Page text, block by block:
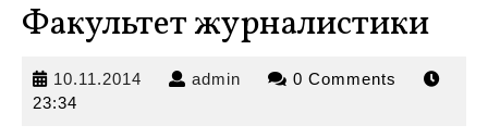
Факультет журналистики
10.11.2014 10.11.2014
admin admin 0 Comments
23:34